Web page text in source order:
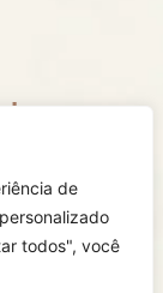
de
todos", você
redes